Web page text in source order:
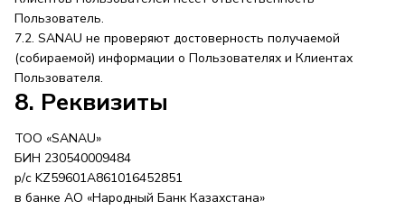
Пользователь.
7.2. SANAU не проверяют достоверность получаемой
(собираемой) информации о Пользователях и Клиентах
Пользователя.
8. Реквизиты
ТОО «SANAU»
БИН 230540009484
р/с KZ59601A861016452851
в банке АО «Народный Банк Казахстана»